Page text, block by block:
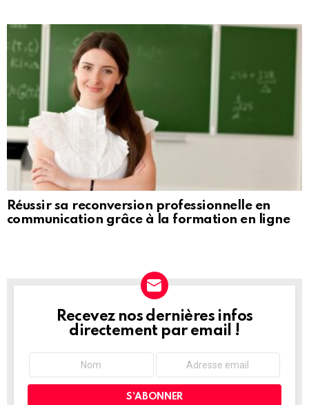
Réussir sa reconversion professionnelle en
communication grâce à la formation en ligne
NEWSLETTER
Recevez nos dernières infos
directement par email !